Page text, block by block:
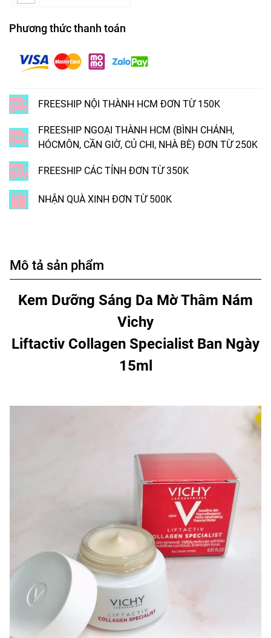
Phương thức thanh toán
FREESHIP NỘI THÀNH HCM ĐƠN TỪ 150K
FREESHIP NGOẠI THÀNH HCM (BÌNH CHÁNH,
HÓCMÔN, CẦN GIỜ, CỦ CHI, NHÀ BÈ) ĐƠN TỪ 250K
FREESHIP CÁC TỈNH ĐƠN TỪ 350K
NHẬN QUÀ XINH ĐƠN TỪ 500K
Mô tả sản phẩm
Kem Dưỡng Sáng Da Mờ Thâm Nám
Vichy
Liftactiv Collagen Specialist Ban Ngày
15ml